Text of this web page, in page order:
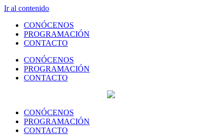
Ir al contenido
CONÓCENOS
PROGRAMACIÓN
CONTACTO
CONÓCENOS
PROGRAMACIÓN
CONTACTO
CONÓCENOS
PROGRAMACIÓN
CONTACTO